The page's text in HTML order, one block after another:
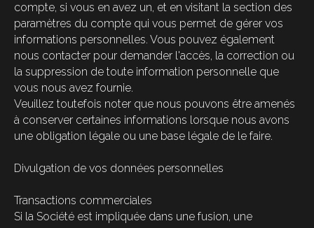
compte, si vous en avez un, et en visitant la section des
paramètres du compte qui vous permet de gérer vos
informations personnelles. Vous pouvez également
nous contacter pour demander l'accès, la correction ou
la suppression de toute information personnelle que
vous nous avez fournie.
Veuillez toutefois noter que nous pouvons être amenés
à conserver certaines informations lorsque nous avons
une obligation légale ou une base légale de le faire.
Divulgation de vos données personnelles
Transactions commerciales
Si la Société est impliquée dans une fusion, une
© 2026 — WHYNOT Wakeboard
CONTACT US
Politique de confidentialité
Contactez